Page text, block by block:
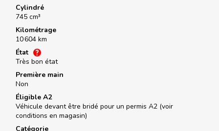
Cylindré
745 cm³
Kilométrage
10 604 km
État
Très bon état
Première main
Non
Éligible A2
Véhicule devant être bridé pour un permis A2 (voir
conditions en magasin)
Catégorie